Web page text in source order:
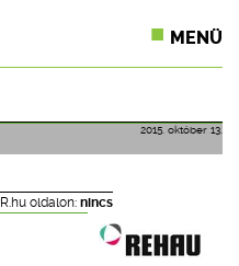
MENÜ
2015. október 13.
oldalon: nincs